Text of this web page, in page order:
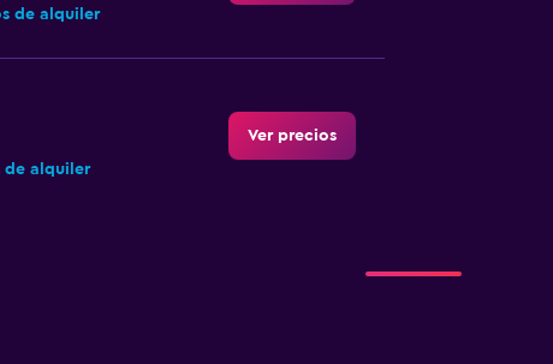
de alquiler
de alquiler
Ver precios